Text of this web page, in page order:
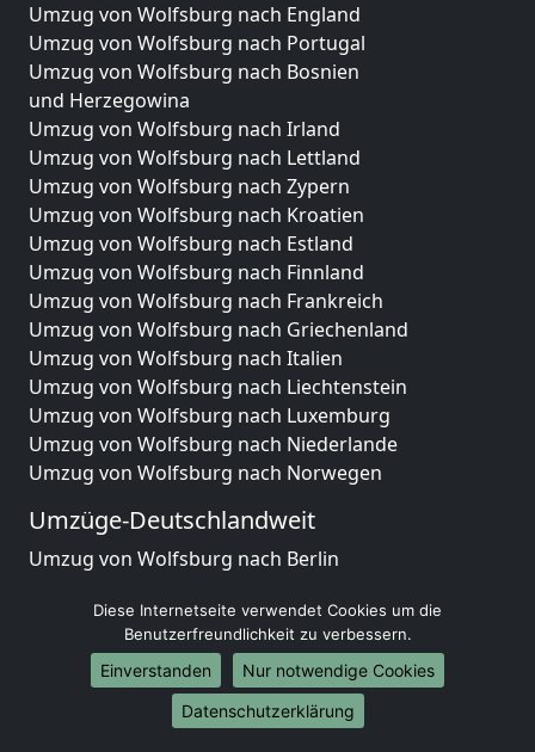
Umzug von Wolfsburg nach England
Umzug von Wolfsburg nach Portugal
Umzug von Wolfsburg nach Bosnien
und Herzegowina
Umzug von Wolfsburg nach Irland
Umzug von Wolfsburg nach Lettland
Umzug von Wolfsburg nach Zypern
Umzug von Wolfsburg nach Kroatien
Umzug von Wolfsburg nach Estland
Umzug von Wolfsburg nach Finnland
Umzug von Wolfsburg nach Frankreich
Umzug von Wolfsburg nach Griechenland
Umzug von Wolfsburg nach Italien
Umzug von Wolfsburg nach Liechtenstein
Umzug von Wolfsburg nach Luxemburg
Umzug von Wolfsburg nach Niederlande
Umzug von Wolfsburg nach Norwegen
Umzüge-Deutschlandweit
Umzug von Wolfsburg nach Berlin
Umzug von Wolfsburg nach München
Umzug von Wolfsburg nach Köln
Umzug von Wolfsburg nach Frankfurt am Main
Umzug von Wolfsburg nach Stuttgart
Umzug von Wolfsburg nach Düsseldorf
Diese Internetseite verwendet Cookies um die
Benutzerfreundlichkeit zu verbessern.
Einverstanden
Nur notwendige Cookies
Datenschutzerklärung